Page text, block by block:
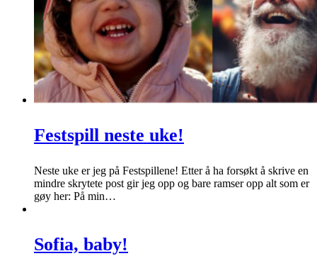
Festspill neste uke!
Neste uke er jeg på Festspillene! Etter å ha forsøkt å skrive en
mindre skrytete post gir jeg opp og bare ramser opp alt som er
gøy her: På min…
Sofia, baby!